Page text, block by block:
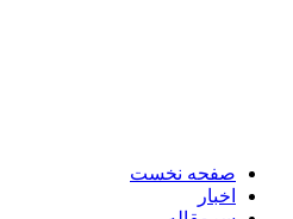
صفحه نخست
اخبار